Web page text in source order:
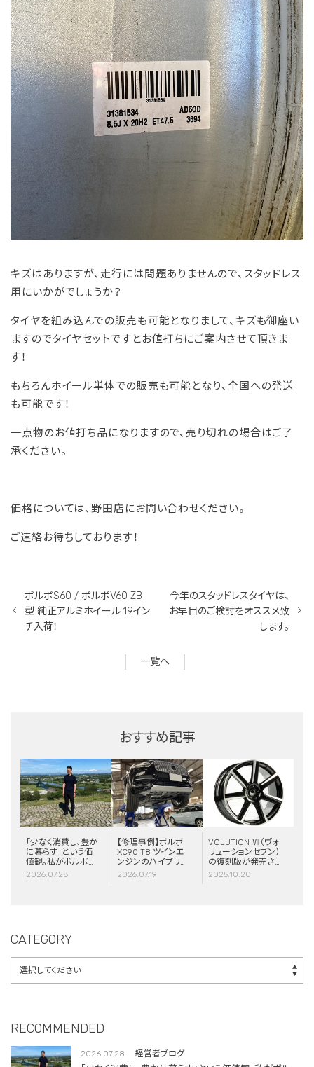
キズはありますが、走行には問題ありませんので、スタッドレス
用にいかがでしょうか？
タイヤを組み込んでの販売も可能となりまして、キズも御座い
ますのでタイヤセットですとお値打ちにご案内させて頂きま
す！
もちろんホイール単体での販売も可能となり、全国への発送
も可能です！
一点物のお値打ち品になりますので、売り切れの場合はご了
承ください。
価格については、野田店にお問い合わせください。
ご連絡お待ちしております！
ボルボS60 / ボルボV60 ZB
型 純正アルミホイール 19イン
チ入荷！
一覧へ
今年のスタッドレスタイヤは、
お早目のご検討をオススメ致
します。
おすすめ記事
「少なく消費し、豊か
に暮らす」という価
値観。私がボルボと
スウェーデンに惹か
2026.07.28
【修理事例】ボルボ
XC90 T8 ツインエ
ンジンのハイブリッ
ドシステム故障・
2026.07.19
VOLUTION Ⅶ（ヴォ
リューションセブン）
の復刻版が発売さ
れました！
2025.10.20
CATEGORY
RECOMMENDED
2026.07.28 経営者ブログ